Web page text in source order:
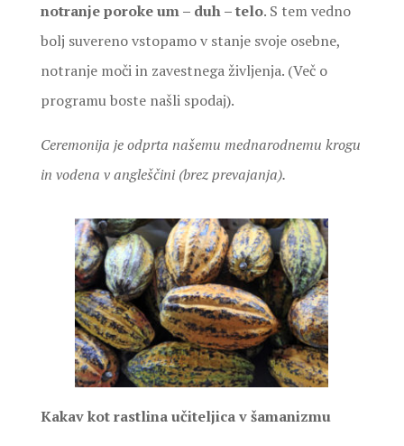
notranje poroke um – duh – telo. S tem vedno
bolj suvereno vstopamo v stanje svoje osebne,
notranje moči in zavestnega življenja. (Več o
programu boste našli spodaj).
Ceremonija je odprta našemu mednarodnemu krogu
in vodena v angleščini (brez prevajanja).
Kakav kot rastlina učiteljica v šamanizmu